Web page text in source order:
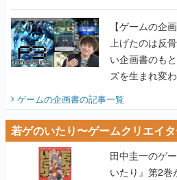
画書】
【ゲームの企
上げたのは反
い企画書のも
ズを生まれ変
ゲームの企画書の記事一覧
若ゲのいたり〜ゲームクリエイ
田中圭一のゲ
いたり』第2巻